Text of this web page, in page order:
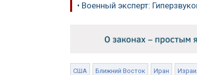
• Военный эксперт:
США Ближний Восток Иран